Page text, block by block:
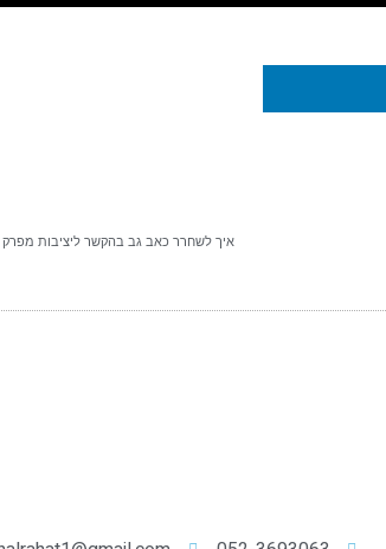
איך לשחרר כאב גב בהקשר ליציבות